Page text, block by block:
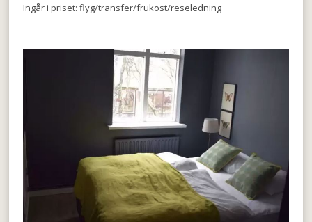
Ingår i priset: flyg/transfer/frukost/reseledning